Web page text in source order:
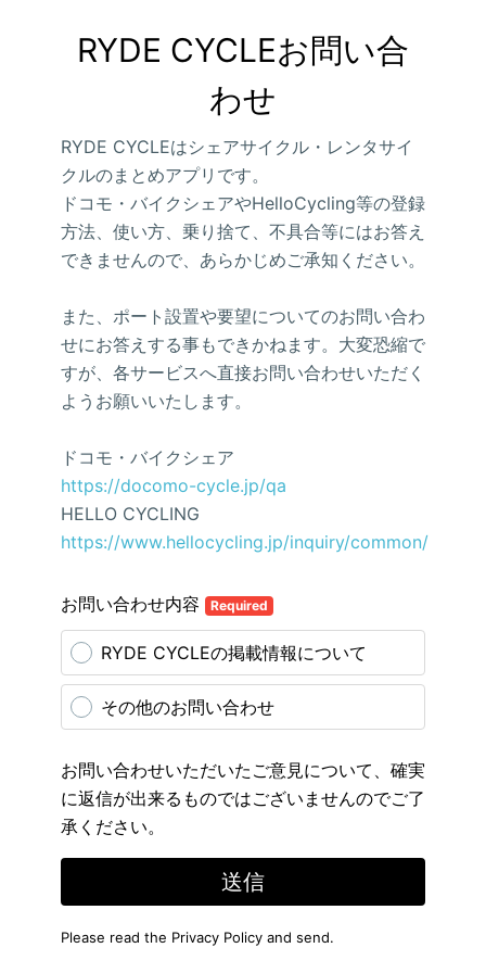
RYDE CYCLEお問い合
わせ
RYDE CYCLEはシェアサイクル・レンタサイ
クルのまとめアプリです。
ドコモ・バイクシェアやHelloCycling等の登録
方法、使い方、乗り捨て、不具合等にはお答え
できませんので、あらかじめご承知ください。
また、ポート設置や要望についてのお問い合わ
せにお答えする事もできかねます。大変恐縮で
すが、各サービスへ直接お問い合わせいただく
ようお願いいたします。
ドコモ・バイクシェア
https://docomo-cycle.jp/qa
HELLO CYCLING
https://www.hellocycling.jp/inquiry/common/
お問い合わせ内容 Required
RYDE CYCLEの掲載情報について
その他のお問い合わせ
お問い合わせいただいたご意見について、確実
に返信が出来るものではございませんのでご了
承ください。
送信
Please read the Privacy Policy and send.